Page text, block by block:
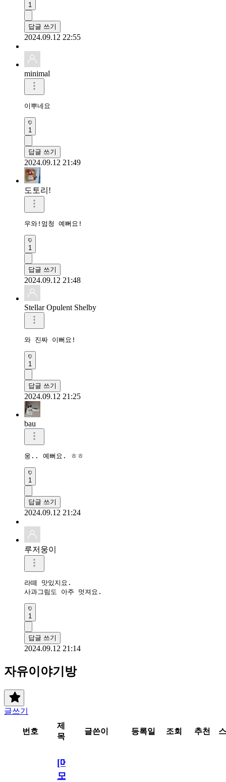
1
답글 쓰기
2024.09.12 22:55
minimal
이뿌네요
1
답글 쓰기
2024.09.12 21:49
도토리!
우와!엄청 예뻐요!
1
답글 쓰기
2024.09.12 21:48
Stellar Opulent Shelby
와 진짜 이뻐요!
1
답글 쓰기
2024.09.12 21:25
bau
웅.. 예뻐요. ㅎㅎ
1
답글 쓰기
2024.09.12 21:24
루저웅이
라떼 맛있지요.
사과그림도 아주 멋져요.
1
답글 쓰기
2024.09.12 21:14
자유이야기방
글쓰기
번호
제
목
글쓴이 등록일 조회 추천
[메
모